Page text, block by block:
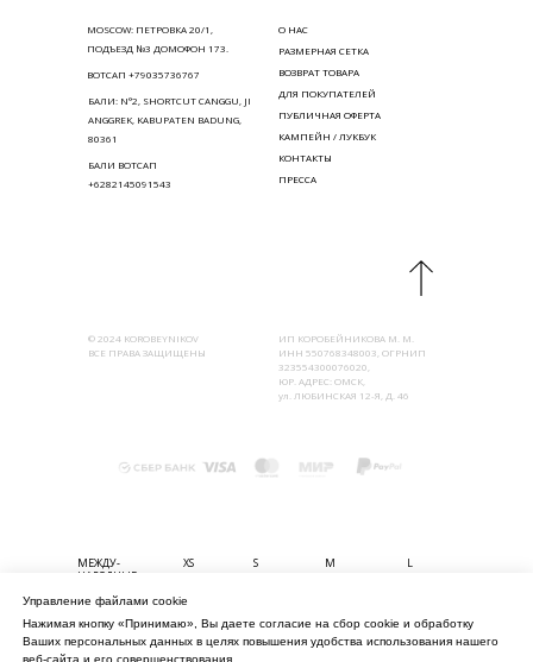
КОНТАКТЫ
ПРЕССА
ВОЗВРАТ ТОВАРА
ДЛЯ ПОКУПАТЕЛЕЙ
О НАС
© 2024 KOROBEYNIKOV
ВСЕ ПРАВА ЗАЩИЩЕНЫ
ИП КОРОБЕЙНИКОВА М. М.
ИНН 550768348003, ОГРНИП
323554300076020,
ЮР. АДРЕС: ОМСК,
ул. ЛЮБИНСКАЯ 12-Я, Д. 46
РАЗМЕРНАЯ СЕТКА
ПУБЛИЧНАЯ ОФЕРТА
КАМПЕЙН / ЛУКБУК
БАЛИ: N°2, SHORTCUT CANGGU, JI
ANGGREK, KABUPATEN BADUNG,
80361
MOSCOW: ПЕТРОВКА 20/1,
ПОДЪЕЗД №3 ДОМОФОН 173.
БАЛИ ВОТСАП
+6282145091543
ВОТСАП +79035736767
МЕЖДУ-
НАРОДНЫЕ
XS S M L
БЁДРА (СМ)
82-90
67-74
Управление файлами cookie
Нажимая кнопку «Принимаю», Вы даете согласие на сбор cookie и обработку
Ваших персональных данных в целях повышения удобства использования нашего